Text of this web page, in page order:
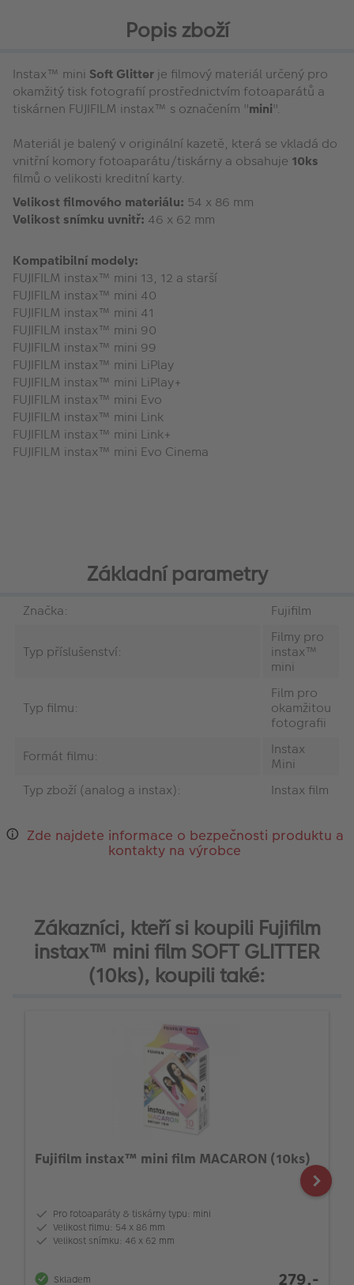
Popis zboží
Instax™ mini Soft Glitter je filmový materiál určený pro
okamžitý tisk fotografií prostřednictvím fotoaparátů a
tiskárnen FUJIFILM instax™ s označením "mini".
Materiál je balený v originální kazetě, která se vkladá do
vnitřní komory fotoaparátu/tiskárny a obsahuje 10ks
filmů o velikosti kreditní karty.
Velikost filmového materiálu: 54 x 86 mm
Velikost snímku uvnitř: 46 x 62 mm
Kompatibilní modely:
FUJIFILM instax™ mini 13, 12 a starší
FUJIFILM instax™ mini 40
FUJIFILM instax™ mini 41
FUJIFILM instax™ mini 90
FUJIFILM instax™ mini 99
FUJIFILM instax™ mini LiPlay
FUJIFILM instax™ mini LiPlay+
FUJIFILM instax™ mini Evo
FUJIFILM instax™ mini Link
FUJIFILM instax™ mini Link+
FUJIFILM instax™ mini Evo Cinema
Základní parametry
Značka: Fujifilm
Typ příslušenství:
Filmy pro
instax™
mini
Typ filmu:
Film pro
okamžitou
fotografii
Formát filmu:
Instax
Mini
Typ zboží (analog a instax):
Instax film
Zde najdete informace o bezpečnosti produktu a
kontakty na výrobce
Zákazníci, kteří si koupili Fujifilm
instax™ mini film SOFT GLITTER
(10ks), koupili také:
Fujifilm instax™ mini film MACARON (10ks)
Pro fotoaparáty & tiskárny typu: mini
Velikost filmu: 54 x 86 mm
Velikost snímku: 46 x 62 mm
Skladem 279,-